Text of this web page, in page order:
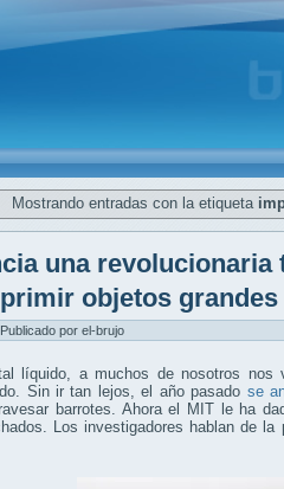
Mostrando entradas con la etiqueta
una
objetos
por el-brujo
líquido, a muchos de nosotros nos
Sin ir tan lejos, el año pasado se
barrotes. Ahora el MIT le ha
Los investigadores hablan de la